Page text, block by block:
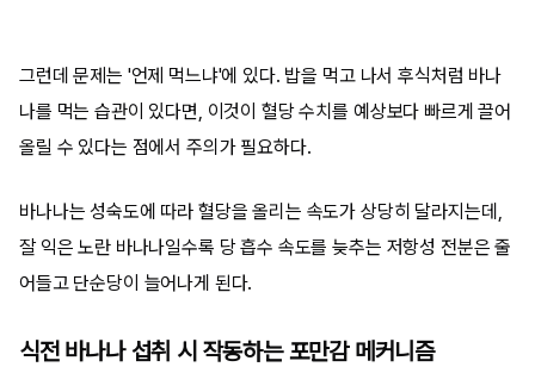
그런데 문제는 '언제 먹느냐'에 있다. 밥을 먹고 나서 후식처럼 바나
나를 먹는 습관이 있다면, 이것이 혈당 수치를 예상보다 빠르게 끌어
올릴 수 있다는 점에서 주의가 필요하다.
바나나는 성숙도에 따라 혈당을 올리는 속도가 상당히 달라지는데,
잘 익은 노란 바나나일수록 당 흡수 속도를 늦추는 저항성 전분은 줄
어들고 단순당이 늘어나게 된다.
식전 바나나 섭취 시 작동하는 포만감 메커니즘